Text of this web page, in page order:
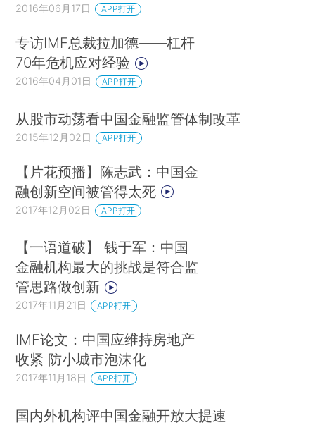
2016年06月17日 APP打开
专访IMF总裁拉加德——杠杆
70年危机应对经验
2016年04月01日 APP打开
从股市动荡看中国金融监管体制改革
2015年12月02日 APP打开
【片花预播】陈志武：中国金
融创新空间被管得太死
2017年12月02日 APP打开
【一语道破】 钱于军：中国
金融机构最大的挑战是符合监
管思路做创新
2017年11月21日 APP打开
IMF论文：中国应维持房地产
收紧 防小城市泡沫化
2017年11月18日 APP打开
国内外机构评中国金融开放大提速